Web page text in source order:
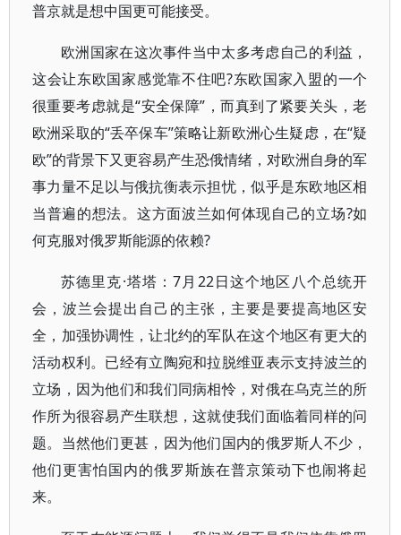
普京就是想中国更可能接受。
欧洲国家在这次事件当中太多考虑自己的利益，
这会让东欧国家感觉靠不住吧?东欧国家入盟的一个
很重要考虑就是“安全保障”，而真到了紧要关头，老
欧洲采取的“丢卒保车”策略让新欧洲心生疑虑，在“疑
欧”的背景下又更容易产生恐俄情绪，对欧洲自身的军
事力量不足以与俄抗衡表示担忧，似乎是东欧地区相
当普遍的想法。这方面波兰如何体现自己的立场?如
何克服对俄罗斯能源的依赖?
苏德里克·塔塔：7月22日这个地区八个总统开
会，波兰会提出自己的主张，主要是要提高地区安
全，加强协调性，让北约的军队在这个地区有更大的
活动权利。已经有立陶宛和拉脱维亚表示支持波兰的
立场，因为他们和我们同病相怜，对俄在乌克兰的所
作所为很容易产生联想，这就使我们面临着同样的问
题。当然他们更甚，因为他们国内的俄罗斯人不少，
他们更害怕国内的俄罗斯族在普京策动下也闹将起
来。